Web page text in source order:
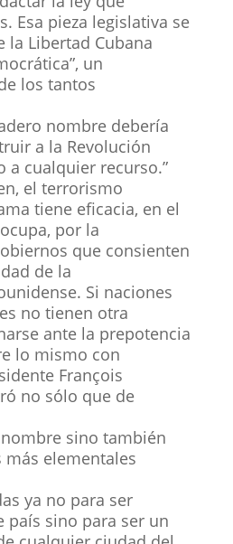
Esa pieza legislativa se
la Libertad Cubana
un
los tantos
nombre debería
a la Revolución
a cualquier recurso.”
terrorismo
tiene eficacia, en el
por la
que consienten
de la
Si naciones
no tienen otra
ante la prepotencia
lo mismo con
François
no sólo que de
sino también
más elementales
ya no para ser
país sino para ser un